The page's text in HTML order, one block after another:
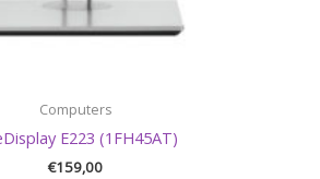
Computers
E223 (1FH45AT)
€159,00